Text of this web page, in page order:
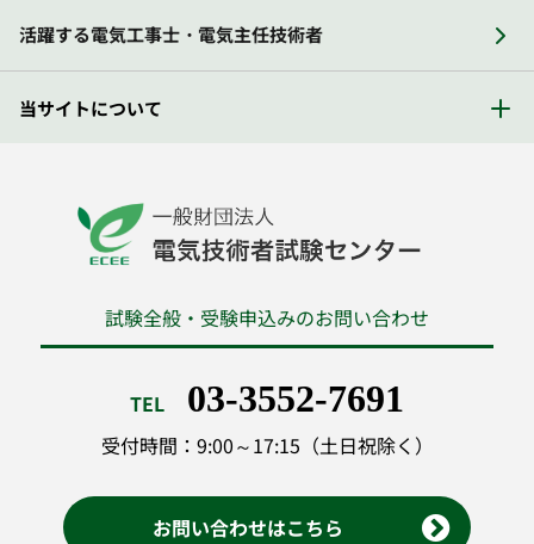
活躍する電気工事士・電気主任技術者
当サイトについて
試験全般・受験申込みのお問い合わせ
TEL 03-3552-7691
受付時間：9:00～17:15（土日祝除く）
お問い合わせはこちら